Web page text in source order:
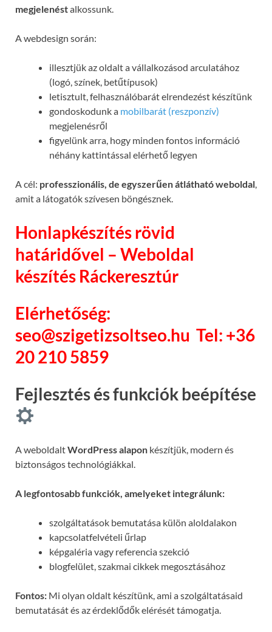
megjelenéstalkossunk.
A webdesign során:
illesztjük az oldalt a vállalkozásod arculatához
(logó, színek, betűtípusok)
letisztult, felhasználóbarát elrendezést készítünk
gondoskodunk a mobilbarát (reszponzív)
megjelenésről
figyelünk arra, hogy minden fontos információ
néhány kattintással elérhető legyen
A cél: professzionális, de egyszerűen átlátható weboldal,
amit a látogatók szívesen böngésznek.
Honlapkészítés rövid
határidővel – Weboldal
készítés Ráckeresztúr
Elérhetőség:
seo@szigetizsoltseo.hu Tel: +36
20 210 5859
Fejlesztés és funkciók beépítése
A weboldaltWordPress alapon készítjük, modern és
biztonságos technológiákkal.
A legfontosabb funkciók, amelyeket integrálunk:
szolgáltatások bemutatása külön aloldalakon
kapcsolatfelvételi űrlap
képgaléria vagy referencia szekció
blogfelület, szakmai cikkek megosztásához
Fontos: Mi olyan oldalt készítünk, ami a szolgáltatásaid
bemutatását és az érdeklődők elérését támogatja.